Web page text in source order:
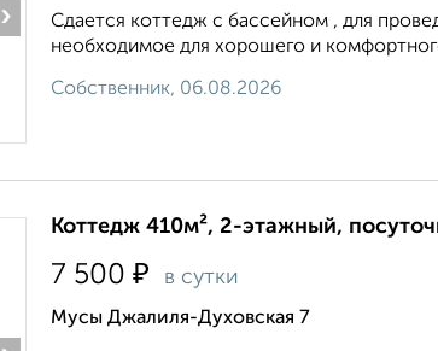
›
Сдается коттедж с бассейном , для
необходимое для хорошего и
Собственник, 06.08.2026
Коттедж 410м², 2-этажный,
7 500 ₽ в сутки
Мусы Джалиля-Духовская 7